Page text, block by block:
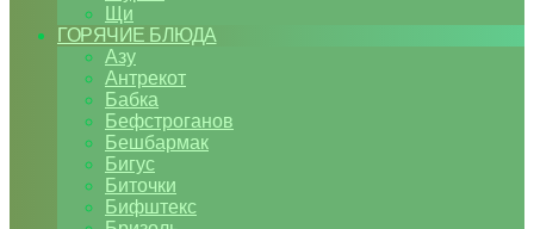
Щи
ГОРЯЧИЕ БЛЮДА
Азу
Антрекот
Бабка
Бефстроганов
Бешбармак
Бигус
Биточки
Бифштекс